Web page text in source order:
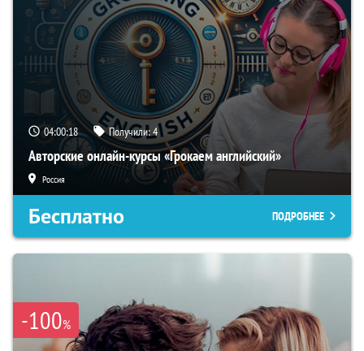
04:00:18 Получили:4
Авторские онлайн-курсы «Грокаем английский»
Россия
Бесплатно ПОДРОБНЕЕ
-100%